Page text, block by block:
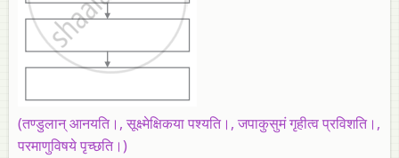
(तण्डुलान्‌ आनयति।, सूक्ष्मेक्षिकया पश्यति।, जपाकुसुमं गृहीत्व प्रविशति।,
परमाणुविषये पृच्छति।)